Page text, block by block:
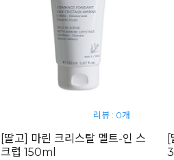
리뷰 : 0개
[딸고] 마린 크리스탈 멜트-인 스
크럽 150ml